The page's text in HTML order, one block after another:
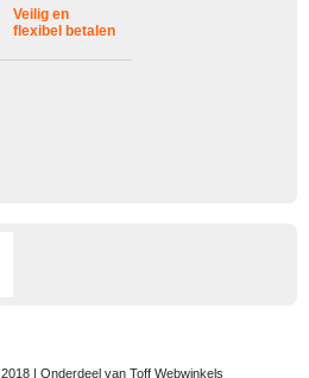
Veilig en
flexibel betalen
| Onderdeel van Toff Webwinkels